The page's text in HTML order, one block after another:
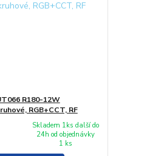
R180-12W
RGB+CCT, RF
Skladem 1ks další do
24h od objednávky
1 ks